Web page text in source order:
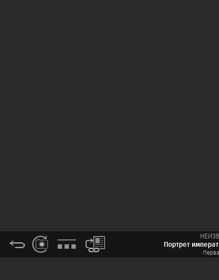
Портрет